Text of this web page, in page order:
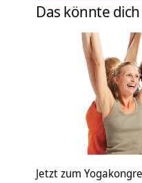
Das könnte
Jetzt zum